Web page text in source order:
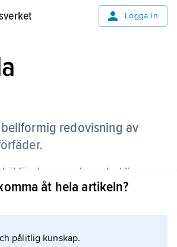
Logga in
redovisning av
förekommer huvudsakligen
för fem eller sex led, dvs. 32
även solfjäderformade eller
åt hela artikeln?
pålitlig kunskap.